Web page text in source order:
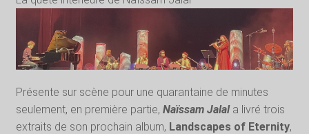
Présente sur scène pour une quarantaine de minutes
seulement, en première partie, Naïssam Jalala livré trois
extraits de son prochain album, Landscapes of Eternity,